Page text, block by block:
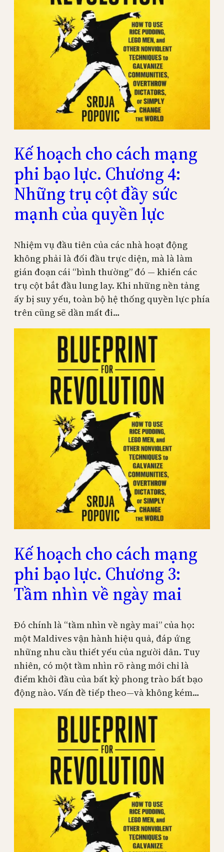
Kế hoạch cho cách mạng
phi bạo lực. Chương 4:
Những trụ cột đầy sức
mạnh của quyền lực
Nhiệm vụ đầu tiên của các nhà hoạt động
không phải là đối đầu trực diện, mà là làm
gián đoạn cái “bình thường” đó — khiến các
trụ cột bắt đầu lung lay. Khi những nền tảng
ấy bị suy yếu, toàn bộ hệ thống quyền lực phía
trên cũng sẽ dần mất đi…
Kế hoạch cho cách mạng
phi bạo lực. Chương 3:
Tầm nhìn về ngày mai
Đó chính là “tầm nhìn về ngày mai” của họ:
một Maldives vận hành hiệu quả, đáp ứng
những nhu cầu thiết yếu của người dân. Tuy
nhiên, có một tầm nhìn rõ ràng mới chỉ là
điểm khởi đầu của bất kỳ phong trào bất bạo
động nào. Vấn đề tiếp theo—và không kém…